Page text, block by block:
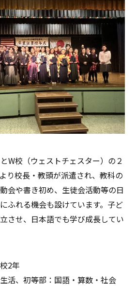
W校（ウェストチェスター）の２
り校長・教頭が派遣され、教科の
会や書き初め、生徒会活動等の日
ふれる機会も設けています。子ど
させ、日本語でも学び成長してい
2年
活、初等部：国語・算数・社会